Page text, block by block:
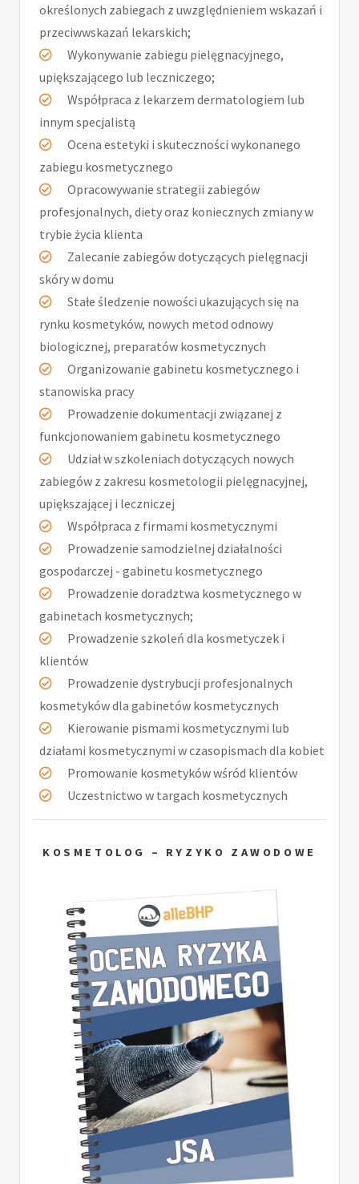
określonych zabiegach z uwzględnieniem wskazań i
przeciwwskazań lekarskich;
Wykonywanie zabiegu pielęgnacyjnego,
upiększającego lub leczniczego;
Współpraca z lekarzem dermatologiem lub
innym specjalistą
Ocena estetyki i skuteczności wykonanego
zabiegu kosmetycznego
Opracowywanie strategii zabiegów
profesjonalnych, diety oraz koniecznych zmiany w
trybie życia klienta
Zalecanie zabiegów dotyczących pielęgnacji
skóry w domu
Stałe śledzenie nowości ukazujących się na
rynku kosmetyków, nowych metod odnowy
biologicznej, preparatów kosmetycznych
Organizowanie gabinetu kosmetycznego i
stanowiska pracy
Prowadzenie dokumentacji związanej z
funkcjonowaniem gabinetu kosmetycznego
Udział w szkoleniach dotyczących nowych
zabiegów z zakresu kosmetologii pielęgnacyjnej,
upiększającej i leczniczej
Współpraca z firmami kosmetycznymi
Prowadzenie samodzielnej działalności
gospodarczej - gabinetu kosmetycznego
Prowadzenie doradztwa kosmetycznego w
gabinetach kosmetycznych;
Prowadzenie szkoleń dla kosmetyczek i
klientów
Prowadzenie dystrybucji profesjonalnych
kosmetyków dla gabinetów kosmetycznych
Kierowanie pismami kosmetycznymi lub
działami kosmetycznymi w czasopismach dla kobiet
Promowanie kosmetyków wśród klientów
Uczestnictwo w targach kosmetycznych
KOSMETOLOG – RYZYKO ZAWODOWE